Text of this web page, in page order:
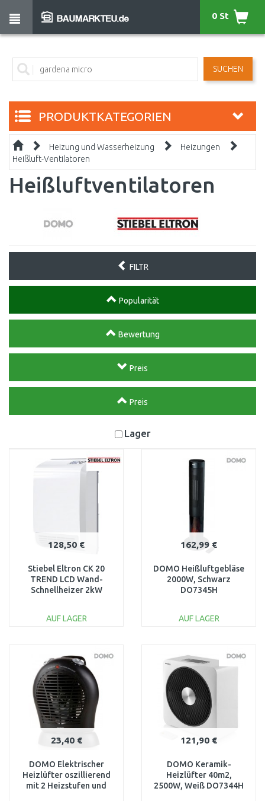
SUCHEN
0 St
PRODUKTKATEGORIEN
Heizung und Wasserheizung
Heizungen
Heißluft-Ventilatoren
Heißluftventilatoren
FILTR
Popularität
Bewertung
Preis
Preis
Lager
128,50 €
Stiebel Eltron CK 20
TREND LCD Wand-
Schnellheizer 2kW
AUF LAGER
Vergleichen
162,99 €
DOMO Heißluftgebläse
2000W, Schwarz
DO7345H
AUF LAGER
Vergleichen
23,40 €
DOMO Elektrischer
Heizlüfter oszillierend
mit 2 Heizstufen und
121,90 €
DOMO Keramik-
Heizlüfter 40m2,
2500W, Weiß DO7344H